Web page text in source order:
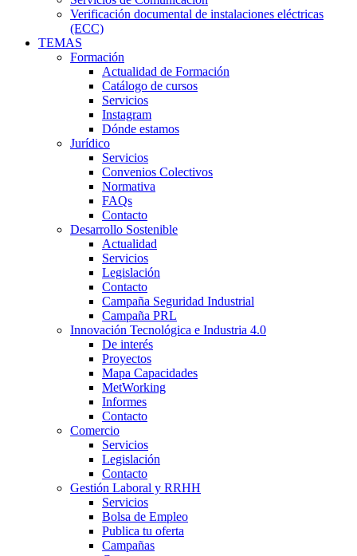
Verificación documental de instalaciones eléctricas
(ECC)
TEMAS
Formación
Actualidad de Formación
Catálogo de cursos
Servicios
Instagram
Dónde estamos
Jurídico
Servicios
Convenios Colectivos
Normativa
FAQs
Contacto
Desarrollo Sostenible
Actualidad
Servicios
Legislación
Contacto
Campaña Seguridad Industrial
Campaña PRL
Innovación Tecnológica e Industria 4.0
De interés
Proyectos
Mapa Capacidades
MetWorking
Informes
Contacto
Comercio
Servicios
Legislación
Contacto
Gestión Laboral y RRHH
Servicios
Bolsa de Empleo
Publica tu oferta
Campañas